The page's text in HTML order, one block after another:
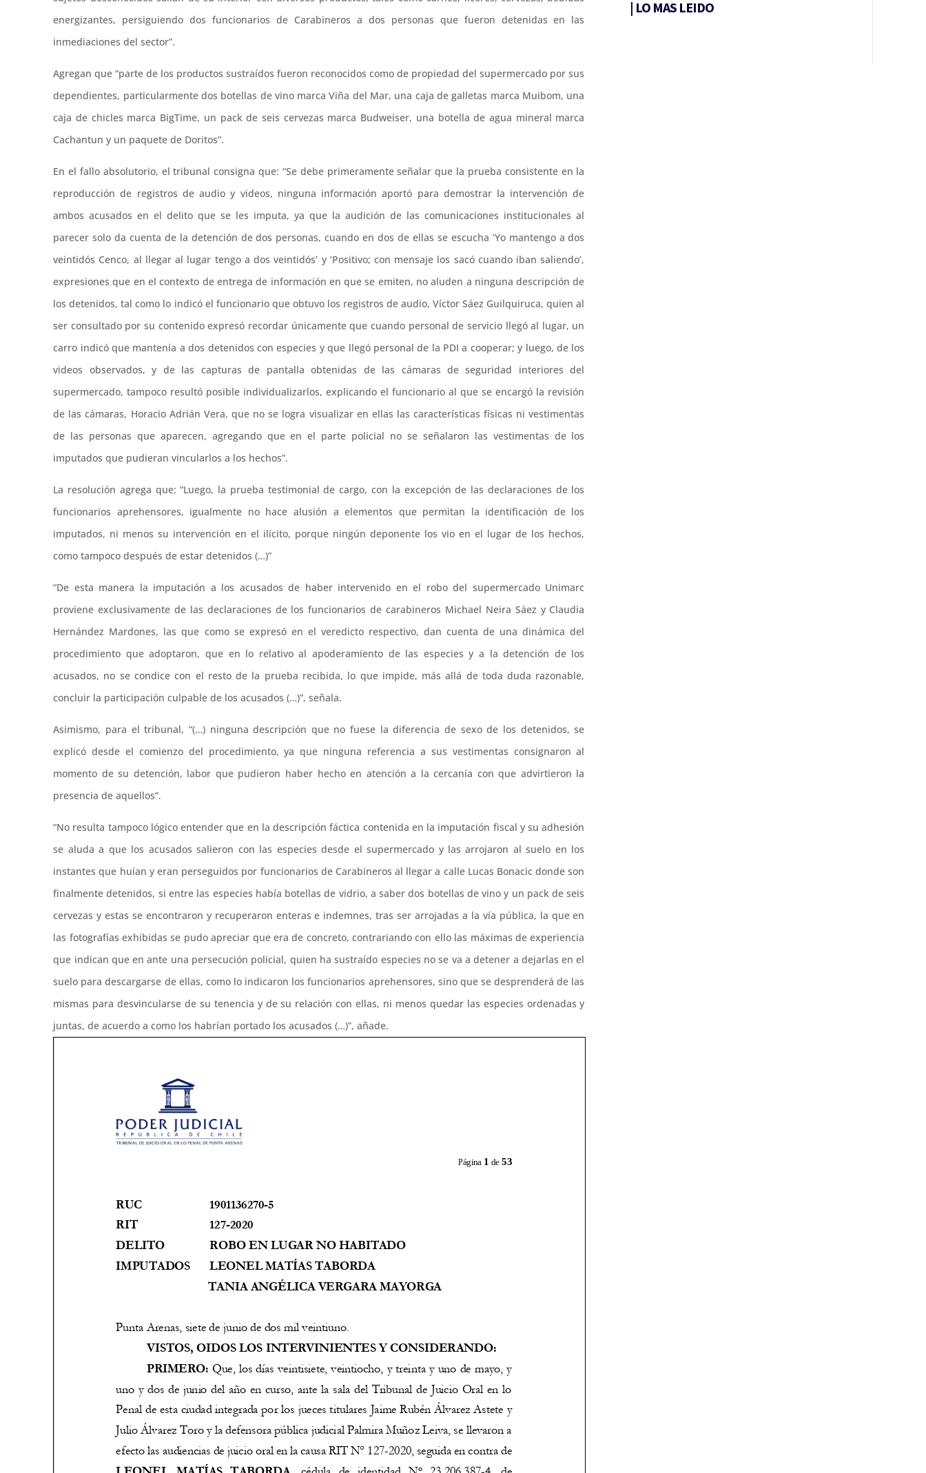
energizantes, persiguiendo dos funcionarios de Carabineros a dos personas que fueron detenidas en las
inmediaciones del sector”.
Agregan que “parte de los productos sustraídos fueron reconocidos como de propiedad del supermercado por sus
dependientes, particularmente dos botellas de vino marca Viña del Mar, una caja de galletas marca Muibom, una
caja de chicles marca BigTime, un pack de seis cervezas marca Budweiser, una botella de agua mineral marca
Cachantun y un paquete de Doritos”.
En el fallo absolutorio, el tribunal consigna que: “Se debe primeramente señalar que la prueba consistente en la
reproducción de registros de audio y videos, ninguna información aportó para demostrar la intervención de
ambos acusados en el delito que se les imputa, ya que la audición de las comunicaciones institucionales al
parecer solo da cuenta de la detención de dos personas, cuando en dos de ellas se escucha ‘Yo mantengo a dos
veintidós Cenco, al llegar al lugar tengo a dos veintidós’ y ‘Positivo; con mensaje los sacó cuando iban saliendo’,
expresiones que en el contexto de entrega de información en que se emiten, no aluden a ninguna descripción de
los detenidos, tal como lo indicó el funcionario que obtuvo los registros de audio, Víctor Sáez Guilquiruca, quien al
ser consultado por su contenido expresó recordar únicamente que cuando personal de servicio llegó al lugar, un
carro indicó que mantenía a dos detenidos con especies y que llegó personal de la PDI a cooperar; y luego, de los
videos observados, y de las capturas de pantalla obtenidas de las cámaras de seguridad interiores del
supermercado, tampoco resultó posible individualizarlos, explicando el funcionario al que se encargó la revisión
de las cámaras, Horacio Adrián Vera, que no se logra visualizar en ellas las características físicas ni vestimentas
de las personas que aparecen, agregando que en el parte policial no se señalaron las vestimentas de los
imputados que pudieran vincularlos a los hechos”.
La resolución agrega que: “Luego, la prueba testimonial de cargo, con la excepción de las declaraciones de los
funcionarios aprehensores, igualmente no hace alusión a elementos que permitan la identificación de los
imputados, ni menos su intervención en el ilícito, porque ningún deponente los vio en el lugar de los hechos,
como tampoco después de estar detenidos (…)”
“De esta manera la imputación a los acusados de haber intervenido en el robo del supermercado Unimarc
proviene exclusivamente de las declaraciones de los funcionarios de carabineros Michael Neira Sáez y Claudia
Hernández Mardones, las que como se expresó en el veredicto respectivo, dan cuenta de una dinámica del
procedimiento que adoptaron, que en lo relativo al apoderamiento de las especies y a la detención de los
acusados, no se condice con el resto de la prueba recibida, lo que impide, más allá de toda duda razonable,
concluir la participación culpable de los acusados (…)”, señala.
Asimismo, para el tribunal, “(…) ninguna descripción que no fuese la diferencia de sexo de los detenidos, se
explicó desde el comienzo del procedimiento, ya que ninguna referencia a sus vestimentas consignaron al
momento de su detención, labor que pudieron haber hecho en atención a la cercanía con que advirtieron la
presencia de aquellos”.
“No resulta tampoco lógico entender que en la descripción fáctica contenida en la imputación fiscal y su adhesión
se aluda a que los acusados salieron con las especies desde el supermercado y las arrojaron al suelo en los
instantes que huían y eran perseguidos por funcionarios de Carabineros al llegar a calle Lucas Bonacic donde son
finalmente detenidos, si entre las especies había botellas de vidrio, a saber dos botellas de vino y un pack de seis
cervezas y estas se encontraron y recuperaron enteras e indemnes, tras ser arrojadas a la vía pública, la que en
las fotografías exhibidas se pudo apreciar que era de concreto, contrariando con ello las máximas de experiencia
que indican que en ante una persecución policial, quien ha sustraído especies no se va a detener a dejarlas en el
suelo para descargarse de ellas, como lo indicaron los funcionarios aprehensores, sino que se desprenderá de las
mismas para desvincularse de su tenencia y de su relación con ellas, ni menos quedar las especies ordenadas y
juntas, de acuerdo a como los habrían portado los acusados (…)”, añade.
| LO MAS LEIDO